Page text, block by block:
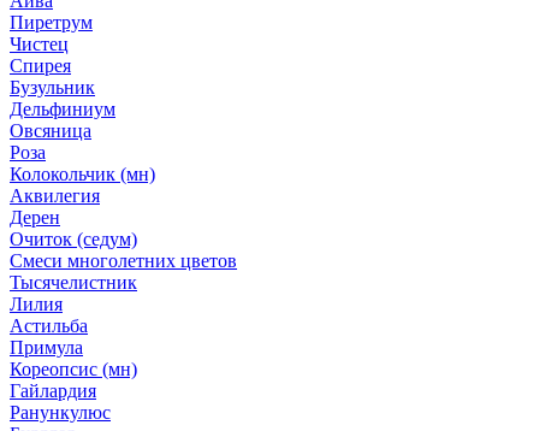
Пиретрум
Чистец
Спирея
Бузульник
Дельфиниум
Овсяница
Роза
Колокольчик (мн)
Аквилегия
Дерен
Очиток (седум)
Смеси многолетних цветов
Тысячелистник
Лилия
Астильба
Примула
Кореопсис (мн)
Гайлардия
Ранункулюс